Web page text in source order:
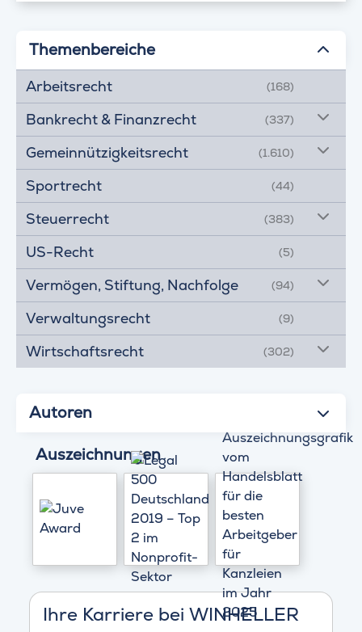
Themenbereiche
Arbeitsrecht (168)
Bankrecht & Finanzrecht (337)
Gemeinnützigkeitsrecht (1.610)
Sportrecht (44)
Steuerrecht (383)
US-Recht (5)
Vermögen, Stiftung, Nachfolge (94)
Verwaltungsrecht (9)
Wirtschaftsrecht (302)
Autoren
Auszeichnungen
Ihre Karriere bei WINHELLER